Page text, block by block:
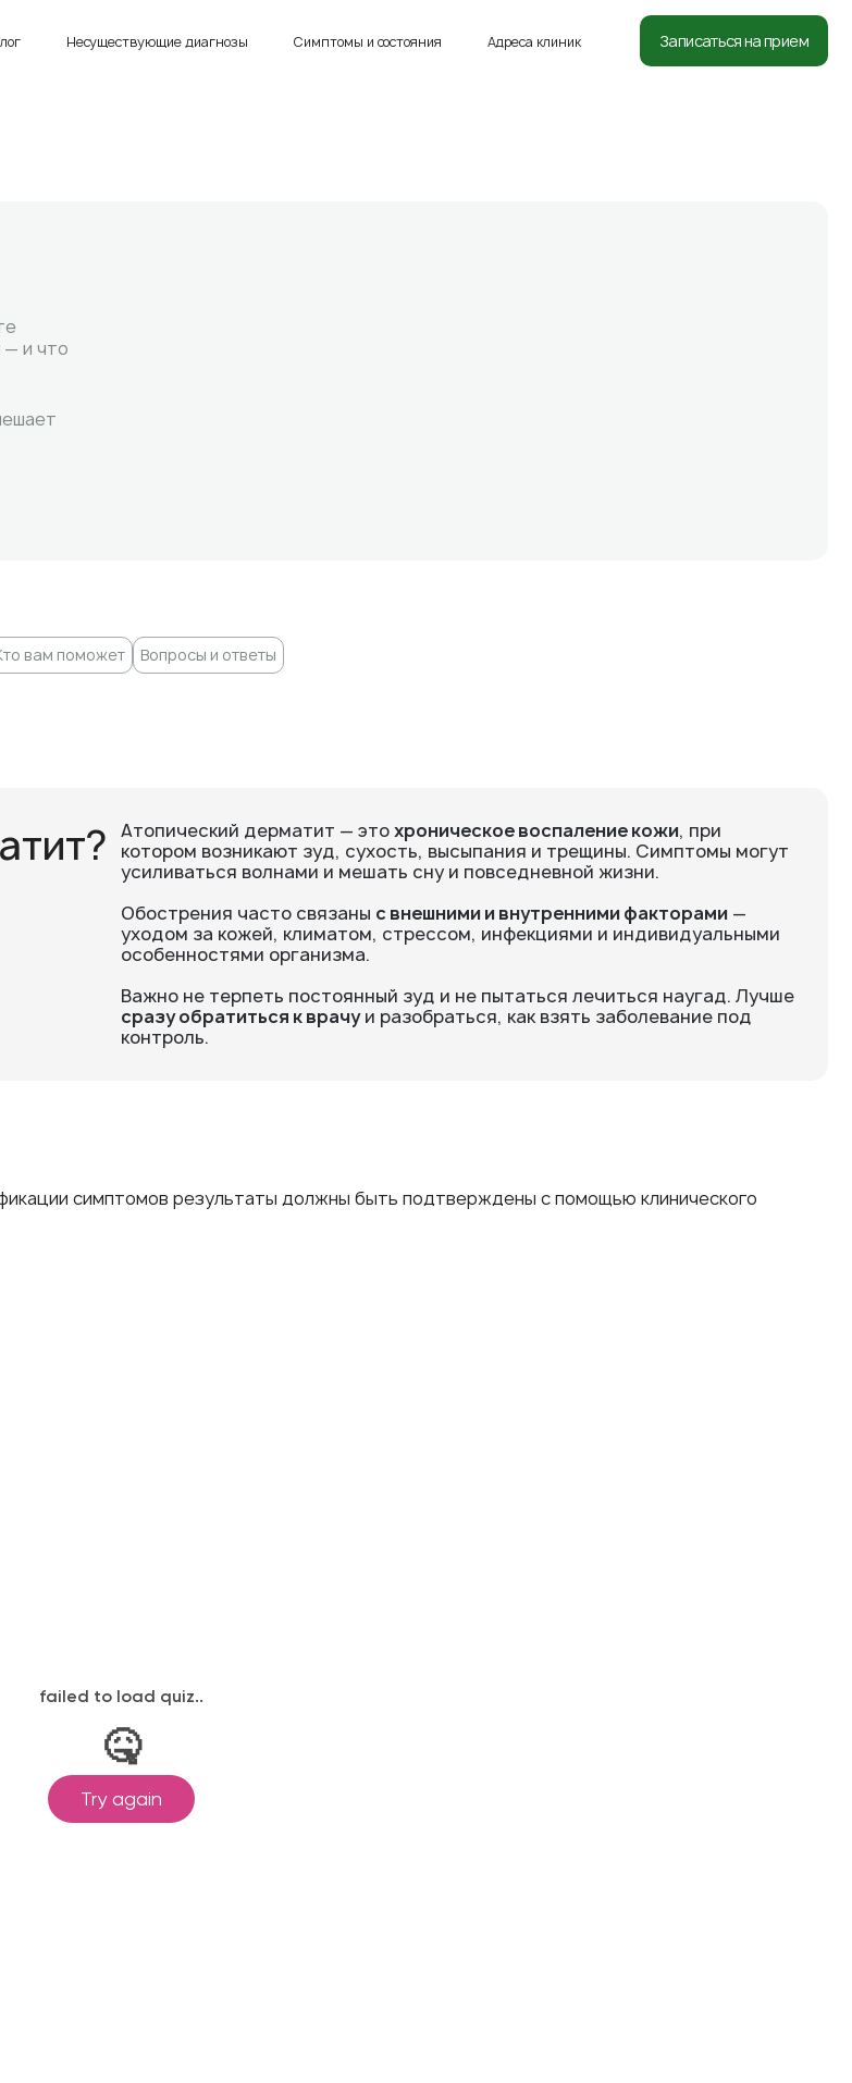
8 (812) 332-54-05
Несуществующие диагнозы Симптомы и состояния Адреса клиник Записаться на прием
— и что
вам поможет Вопросы и ответы
Атопический дерматит — этохроническое воспаление кожи, при
котором возникают зуд, сухость, высыпания и трещины. Симптомы могут
усиливаться волнами и мешать сну и повседневной жизни.
Обострения часто связаны с внешними и внутренними факторами —
уходом за кожей, климатом, стрессом, инфекциями и индивидуальными
особенностями организма.
Важно не терпеть постоянный зуд и не пытаться лечиться наугад. Лучше
сразу обратиться к врачуи разобраться, как взять заболевание под
контроль.
симптомов результаты должны быть подтверждены с помощью клинического